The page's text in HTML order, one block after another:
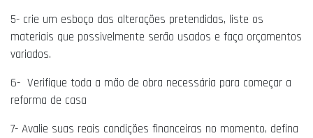
5- crie um esboço das alterações pretendidas, liste os
materiais que possivelmente serão usados e faça orçamentos
variados.
6- Verifique toda a mão de obra necessária para começar a
reforma de casa
7- Avalie suas reais condições financeiras no momento, defina